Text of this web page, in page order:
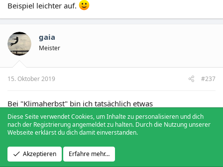
Beispiel leichter auf.
gaia
Meister
15. Oktober 2019 #237
Bei "Klimaherbst" bin ich tatsächlich etwas
zusammengezuckt, weil ich mich an die Aufregung eines
Forenteilnehmers erinnert habe, als Annalena Bearbock das
Wort Klimasommer in den Mund nahm
Wenn ich das richtig sehe, ist der Klimaherbst eine
wiederkehrende Aktion und nicht von einer Partei ins Leben
Diese Seite verwendet Cookies, um Inhalte zu personalisieren und dich
nach der Registrierung angemeldet zu halten. Durch die Nutzung unserer
Webseite erklärst du dich damit einverstanden.
Akzeptieren Erfahre mehr…